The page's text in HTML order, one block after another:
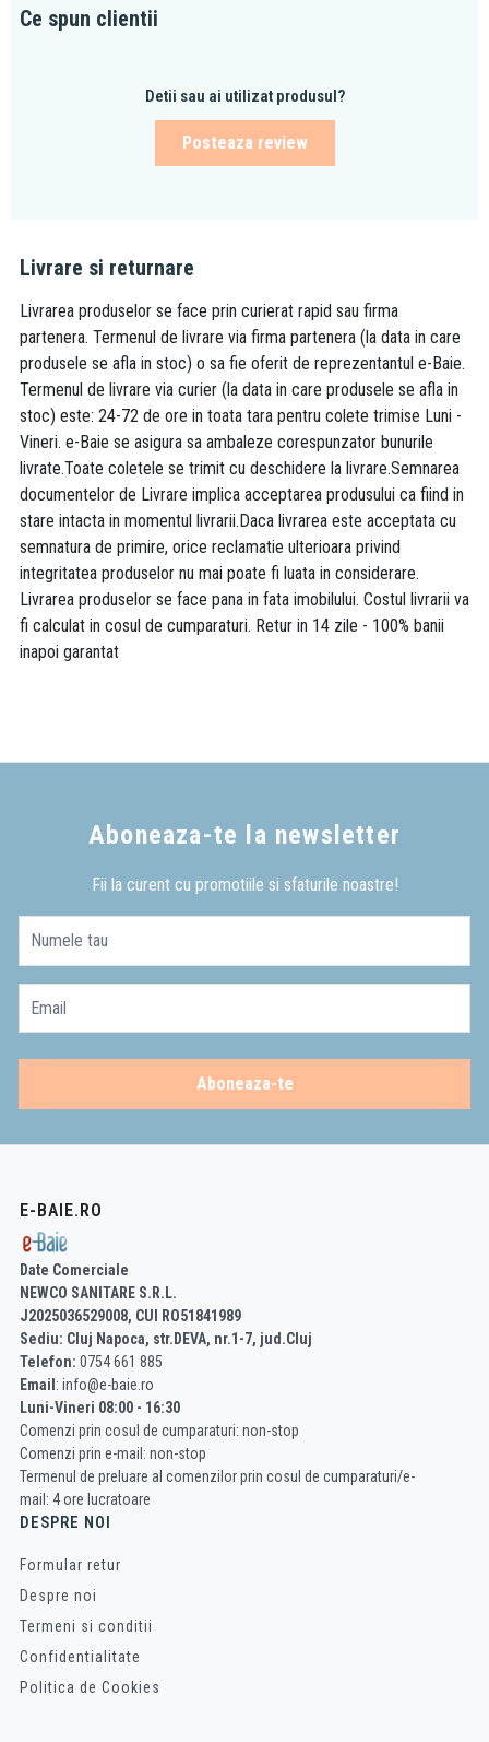
Ce spun clientii
Detii sau ai utilizat produsul?
Posteaza review
Livrare si returnare
Livrarea produselor se face prin curierat rapid sau firma
partenera. Termenul de livrare via firma partenera (la data in care
produsele se afla in stoc) o sa fie oferit de reprezentantul e-Baie.
Termenul de livrare via curier (la data in care produsele se afla in
stoc) este: 24-72 de ore in toata tara pentru colete trimise Luni -
Vineri. e-Baie se asigura sa ambaleze corespunzator bunurile
livrate.Toate coletele se trimit cu deschidere la livrare.Semnarea
documentelor de Livrare implica acceptarea produsului ca fiind in
stare intacta in momentul livrarii.Daca livrarea este acceptata cu
semnatura de primire, orice reclamatie ulterioara privind
integritatea produselor nu mai poate fi luata in considerare.
Livrarea produselor se face pana in fata imobilului. Costul livrarii va
fi calculat in cosul de cumparaturi. Retur in 14 zile - 100% banii
inapoi garantat
Aboneaza-te la newsletter
Fii la curent cu promotiile si sfaturile noastre!
Numele tau
Email
Aboneaza-te
E-BAIE.RO
Date Comerciale
NEWCO SANITARE S.R.L.
J2025036529008, CUI RO51841989
Sediu: Cluj Napoca, str.DEVA, nr.1-7, jud.Cluj
Telefon: 0754 661 885
Email : info@e-baie.ro
Luni-Vineri 08:00 - 16:30
Comenzi prin cosul de cumparaturi: non-stop
Comenzi prin e-mail: non-stop
Termenul de preluare al comenzilor prin cosul de cumparaturi/e-
mail: 4 ore lucratoare
DESPRE NOI
Formular retur
Despre noi
Termeni si conditii
Confidentialitate
Politica de Cookies